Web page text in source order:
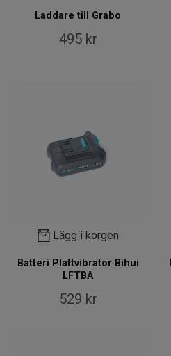
Laddare till Grabo
495 kr
Lägg i korgen
Batteri Plattvibrator Bihui
LFTBA
529 kr